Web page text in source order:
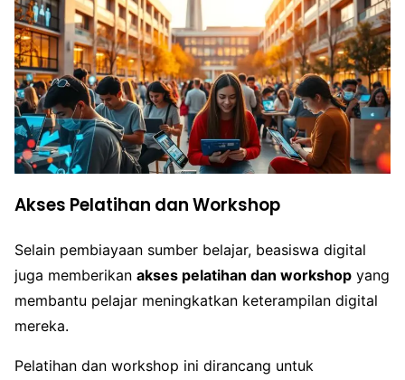
Akses Pelatihan dan Workshop
Selain pembiayaan sumber belajar, beasiswa digital
juga memberikan akses pelatihan dan workshop yang
membantu pelajar meningkatkan keterampilan digital
mereka.
Pelatihan dan workshop ini dirancang untuk